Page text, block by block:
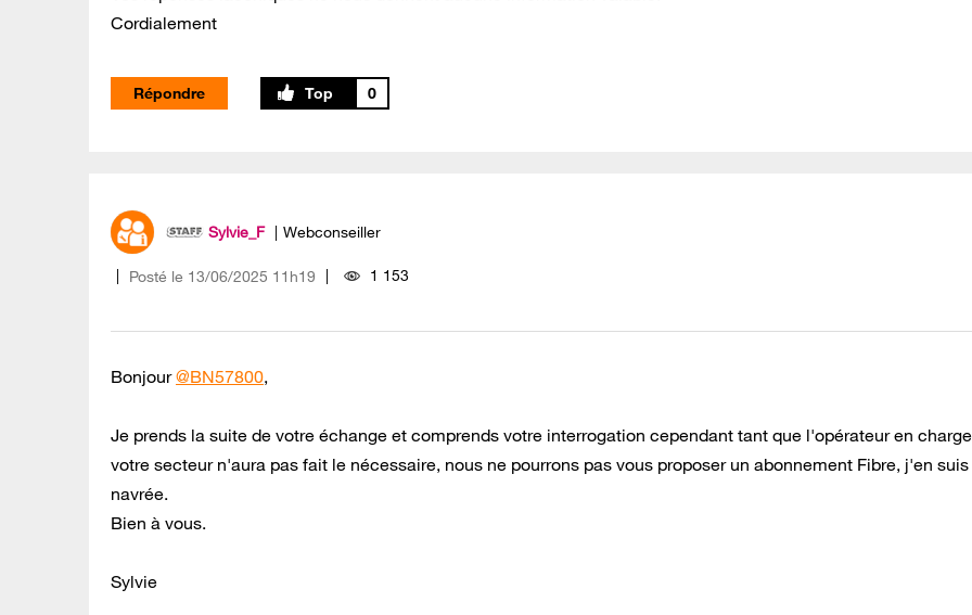
Cordialement
Répondre 0
Sylvie_F Webconseiller
Posté le ‎13/06/2025 11h19 1 153
Bonjour@BN57800,
Je prends la suite de votre échange et comprends votre interrogation cependant tant que l'opérateur en
votre secteur n'aura pas fait le nécessaire, nous ne pourrons pas vous proposer un abonnement Fibre, j'en suis
navrée.
Bien à vous.
Sylvie